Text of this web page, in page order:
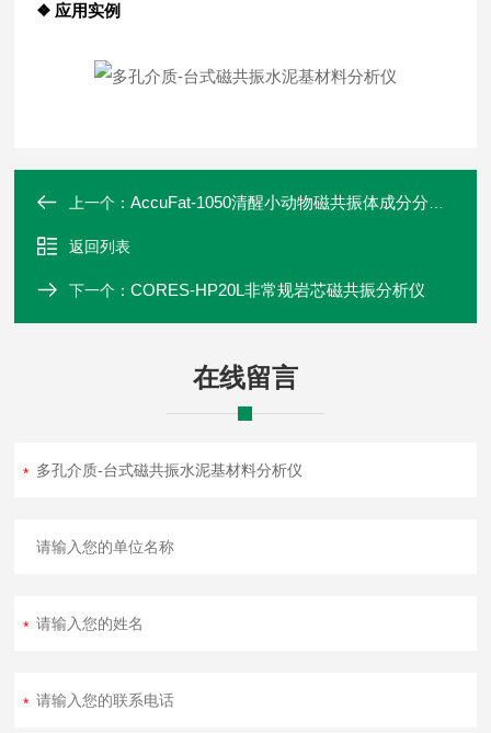
❖ 应用实例
上一个：AccuFat-1050清醒小动物磁共振体成分分析仪
返回列表
下一个：CORES-HP20L非常规岩芯磁共振分析仪
在线留言